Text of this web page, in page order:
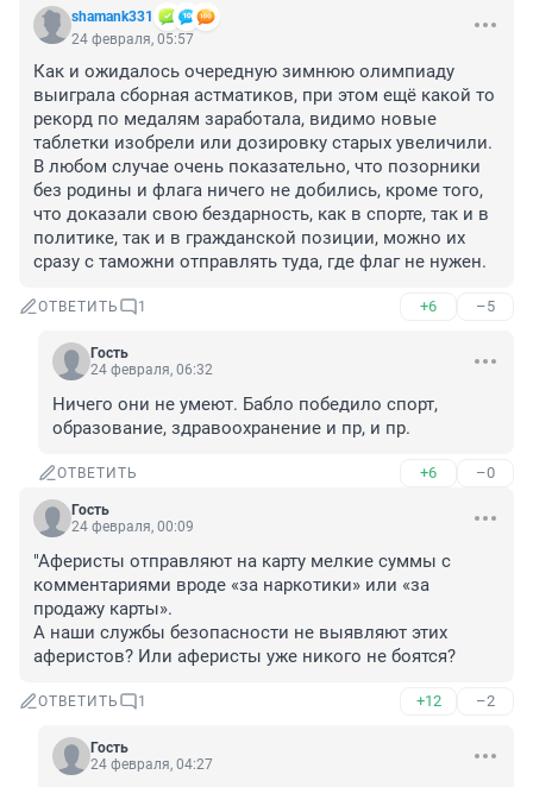
shamank331
24 февраля, 05:57
Как и ожидалось очередную зимнюю олимпиаду
выиграла сборная астматиков, при этом ещё какой то
рекорд по медалям заработала, видимо новые
таблетки изобрели или дозировку старых увеличили.
В любом случае очень показательно, что позорники
без родины и флага ничего не добились, кроме того,
что доказали свою бездарность, как в спорте, так и в
политике, так и в гражданской позиции, можно их
сразу с таможни отправлять туда, где флаг не нужен.
ОТВЕТИТЬ 1 +6 –5
Гость
24 февраля, 06:32
Ничего они не умеют. Бабло победило спорт,
образование, здравоохранение и пр, и пр.
ОТВЕТИТЬ +6 –0
Гость
24 февраля, 00:09
"Аферисты отправляют на карту мелкие суммы с
комментариями вроде «за наркотики» или «за
продажу карты».
А наши службы безопасности не выявляют этих
аферистов? Или аферисты уже никого не боятся?
ОТВЕТИТЬ 1 +12 –2
Гость
24 февраля, 04:27